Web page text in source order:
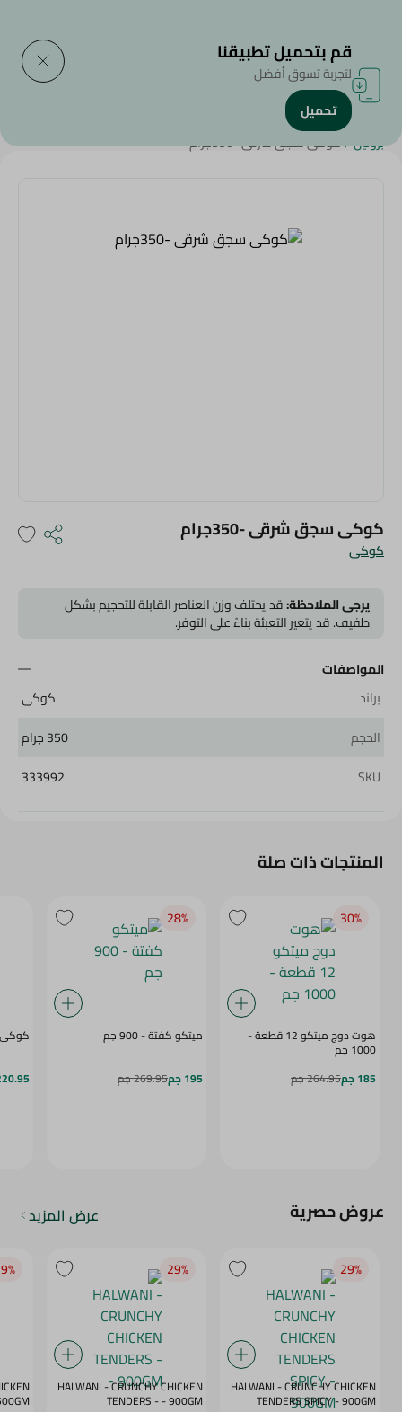
الرئيسية/الأطعمة المجمدة
بروتين/كوكى سجق شرقى -350جرام
كوكى
كوكى سجق شرقى -350جرام
يرجى الملاحظة:قد يختلف وزن العناصر القابلة للتحجيم بشكل
طفيف. قد يتغير التعبئة بناءً على التوفر.
المواصفات
براند
كوكى
الحجم
350 جرام
SKU
333992
المنتجات ذات صلة
30‎%‎
هوت دوج ميتكو 12 قطعة -
1000 جم
185 جم
264.95 جم
28‎%‎
ميتكو كفتة - 900 جم
195 جم 269.95 جم
كوكى
220.95
عروض حصرية عرض المزيد
29‎%‎
HALWANI - CRUNCHY CHICKEN
TENDERS SPICY - 900GM
29‎%‎
HALWANI - CRUNCHY CHICKEN
TENDERS - - 900GM
- 500GM
قم بتحميل تطبيقنا
لتجربة تسوق أفضل
تحميل